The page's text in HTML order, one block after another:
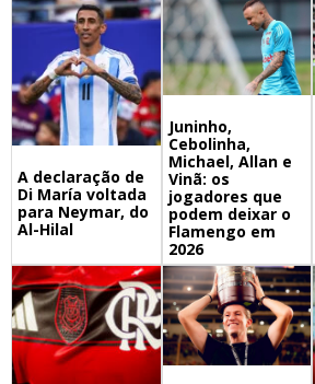
A declaração de
Di María voltada
para Neymar, do
Al-Hilal
Juninho,
Cebolinha,
Michael, Allan e
Vinã: os
jogadores que
podem deixar o
Flamengo em
2026